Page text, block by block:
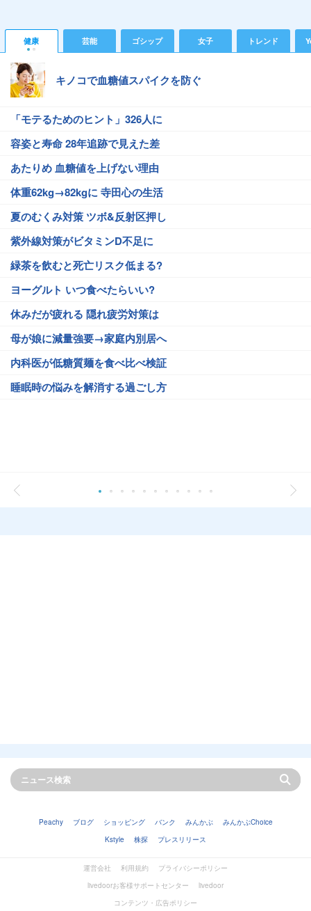
健康 芸能 ゴシップ 女子 トレンド
キノコで血糖値スパイクを防ぐ
「モテるためのヒント」326人に
容姿と寿命 28年追跡で見えた差
あたりめ 血糖値を上げない理由
体重62kg→82kgに 寺田心の生活
夏のむくみ対策 ツボ&反射区押し
紫外線対策がビタミンD不足に
緑茶を飲むと死亡リスク低まる?
ヨーグルト いつ食べたらいい?
休みだが疲れる 隠れ疲労対策は
母が娘に減量強要→家庭内別居へ
内科医が低糖質麺を食べ比べ検証
睡眠時の悩みを解消する過ごし方
Peachy ブログ ショッピング バンク みんかぶ
みんかぶChoice
Kstyle
株探 プレスリリース
運営会社 利用規約
プライバシーポリシー
livedoorお客様サポートセンター
livedoor
コンテンツ・広告ポリシー